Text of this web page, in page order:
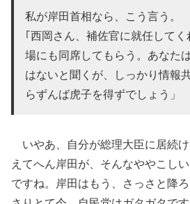
私が岸田首相なら、こう言う。
｢西岡さん、補佐官に就任して
場にも同席してもらう。あなた
はないと聞くが、しっかり情報
らずんば虎子を得ずでしょう」
いやあ、自分が総理大臣に居続
えてへん岸田が、そんなややこし
ですね。岸田はもう、さっさと降